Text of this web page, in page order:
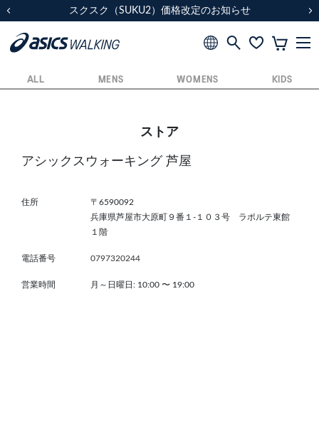
スクスク（SUKU2）価格改定のお知らせ
配送に関するお知らせ
スクスク（SUKU2）価格改定のお知らせ
配送に関するお知らせ
ALL MENS WOMENS KIDS
ストア
アシックスウォーキング 芦屋
住所
〒6590092
兵庫県芦屋市大原町９番１-１０３号 ラポルテ東館
１階
電話番号 0797320244
営業時間 月～日曜日: 10:00 〜 19:00